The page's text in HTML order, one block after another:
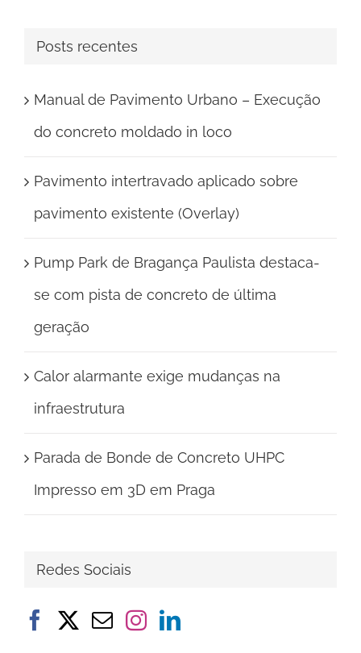
Posts recentes
Manual de Pavimento Urbano – Execução
do concreto moldado in loco
Pavimento intertravado aplicado sobre
pavimento existente (Overlay)
Pump Park de Bragança Paulista destaca-
se com pista de concreto de última
geração
Calor alarmante exige mudanças na
infraestrutura
Parada de Bonde de Concreto UHPC
Impresso em 3D em Praga
Redes Sociais